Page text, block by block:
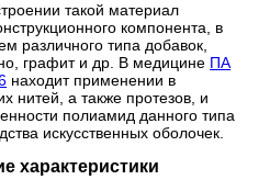
такой материал
компонента, в
различного типа добавок,
графит и др. В медицине ПА
находит применении в
нитей, а также протезов, и
полиамид данного типа
искусственных оболочек.
характеристики